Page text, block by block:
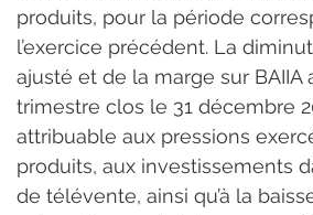
produits, pour la période
l’exercice précédent. La
ajusté et de la marge sur BAIIA
trimestre clos le 31 décembre
attribuable aux pressions
produits, aux investissements
de télévente, ainsi qu’à la